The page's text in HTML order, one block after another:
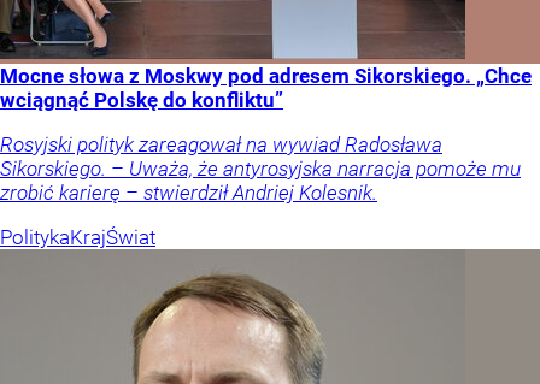
Mocne słowa z Moskwy pod adresem Sikorskiego. „Chce
wciągnąć Polskę do konfliktu”
Rosyjski polityk zareagował na wywiad Radosława
Sikorskiego. – Uważa, że antyrosyjska narracja pomoże mu
zrobić karierę – stwierdził Andriej Kolesnik.
PolitykaKrajŚwiat